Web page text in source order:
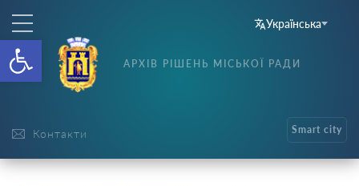
Відкрити Панель
Українська
Контакти
АРХІВ РІШЕНЬ МІСЬКОЇ РАДИ
Smart city